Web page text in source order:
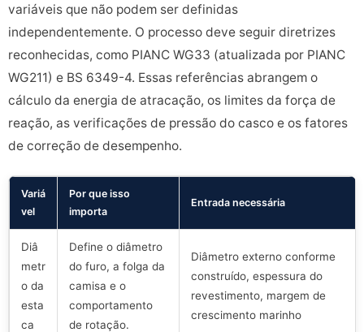
variáveis que não podem ser definidas
independentemente. O processo deve seguir diretrizes
reconhecidas, como PIANC WG33 (atualizada por PIANC
WG211) e BS 6349-4. Essas referências abrangem o
cálculo da energia de atracação, os limites da força de
reação, as verificações de pressão do casco e os fatores
de correção de desempenho.
Variá
vel
Por que isso
importa
Entrada necessária
Diâ
metr
o da
esta
ca
Define o diâmetro
do furo, a folga da
camisa e o
comportamento
de rotação.
Diâmetro externo conforme
construído, espessura do
revestimento, margem de
crescimento marinho